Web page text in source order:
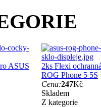
ASUS
2ks Flexi
ROG Phone 5 5S
Cena:247Kč
Skladem
Z kategorie